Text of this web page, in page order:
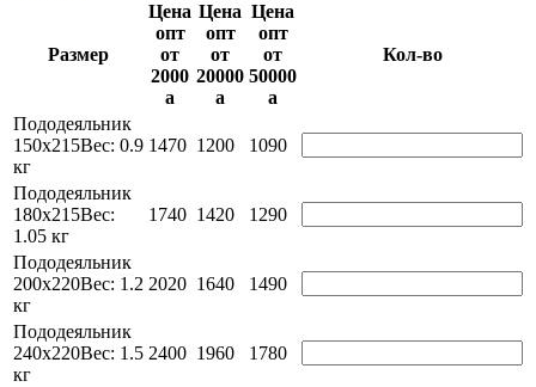
Размер
Цена
опт
от
2000
a
Цена
опт
от
20000
a
Цена
опт
от
50000
a
Кол-во
Пододеяльник
150х215Вес: 0.9
кг
1470 1200 1090
Пододеяльник
180х215Вес:
1.05 кг
1740 1420 1290
Пододеяльник
200х220Вес: 1.2
кг
2020 1640 1490
Пододеяльник
240х220Вес: 1.5
кг
2400 1960 1780